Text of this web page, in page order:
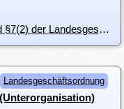
i2757: Entfernung von §5(4), §5(5) und §7(2) der Landesgeschäftsordnung (Landesgeschäftsführung)
Landesgeschäftsordnung